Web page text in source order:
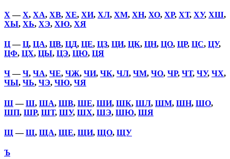
Х —Х, ХА, ХВ, ХЕ, ХИ, ХЛ, ХМ, ХН, ХО, ХР, ХТ, ХУ, ХШ,
ХЫ, ХЬ, ХЭ, ХЮ, ХЯ
Ц—Ц, ЦА, ЦВ, ЦД, ЦЕ, ЦЗ, ЦИ, ЦК, ЦН, ЦО, ЦР, ЦС, ЦУ,
ЦФ, ЦХ, ЦЫ, ЦЭ, ЦЮ, ЦЯ
Ч—Ч, ЧА, ЧЕ, ЧЖ, ЧИ, ЧК, ЧЛ, ЧМ, ЧО, ЧР, ЧТ, ЧУ, ЧХ,
ЧЫ, ЧЬ, ЧЭ, ЧЮ, ЧЯ
Ш—Ш, ША, ШВ, ШЕ, ШИ, ШК, ШЛ, ШМ, ШН, ШО,
ШП, ШР, ШТ, ШУ, ШХ, ШЭ, ШЮ, ШЯ
Щ —Щ, ЩА, ЩЕ, ЩИ, ЩО, ЩУ
Ъ